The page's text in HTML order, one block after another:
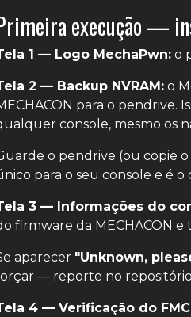
execução —
1 — Logo MechaPwn: o
2 — Backup NVRAM: o
para o pendrive.
console, mesmo os
o pendrive (ou copie
para o seu console e é
3 — Informações do
firmware da MECHACON
aparecer "Unknown,
— reporte no
4 — Verificação do